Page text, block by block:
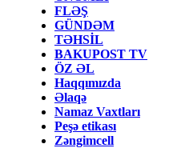
FLƏŞ
GÜNDƏM
TƏHSİL
BAKUPOST TV
ÖZ ƏL
Haqqımızda
Əlaqə
Namaz Vaxtları
Peşə etikası
Zəngimcell